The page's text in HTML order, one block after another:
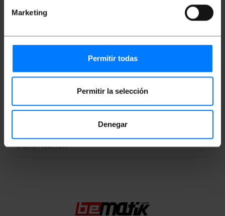
Marketing
Permitir todas
Permitir la selección
Denegar
verrouillage.
Mesures et poids
Poids brut: 30 g
hauteur): 12.0 x 12.0 x 1.0 cm
Dimensions du colis: 12.0 x 12.0 x 1.0 cm
Classification